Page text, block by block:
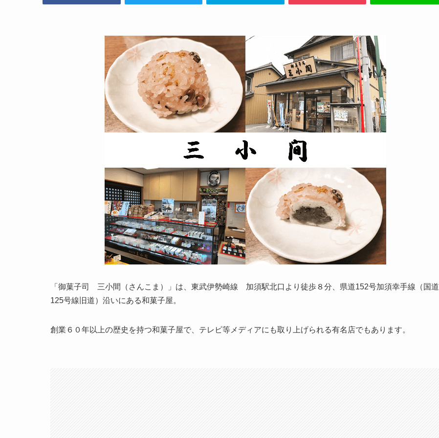
「御菓子司 三小間（さんこま）」は、東武伊勢崎線 加須駅北口より徒歩８分、県道152号加須幸手線（国道
125号線旧道）沿いにある和菓子屋。
創業６０年以上の歴史を持つ和菓子屋で、テレビ等メディアにも取り上げられる有名店でもあります。